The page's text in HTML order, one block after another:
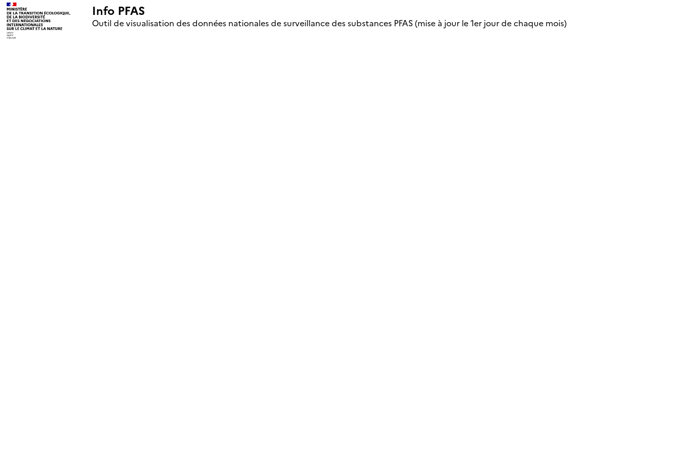
Info PFAS
Outil de visualisation des données nationales de surveillance des substances PFAS (mise à jour le 1er jour de chaque mois)
+
–